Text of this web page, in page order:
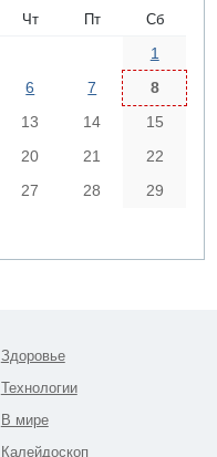
Чт Пт Сб
1
6 7
8
13 14
15
20 21
22
27 28
29
Здоровье
Технологии
В мире
Калейдоскоп